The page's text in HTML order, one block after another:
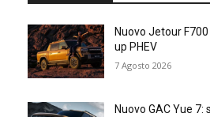
Nuovo Jetour
up PHEV
7 Agosto 2026
Nuovo GAC Yue 7: